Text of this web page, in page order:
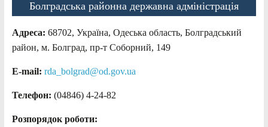
Болградська районна державна адміністрація
Адреса: 68702, Україна, Одеська область, Болградський
район, м. Болград, пр-т Соборний, 149
E-mail: rda_bolgrad@od.gov.ua
Телефон: (04846) 4-24-82
Розпорядок роботи: